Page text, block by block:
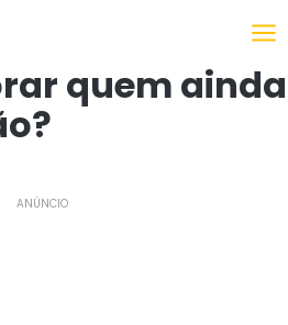
quem ainda
ANÚNCIO